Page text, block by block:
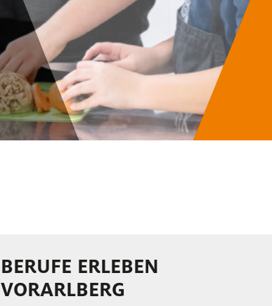
BERUFE ERLEBEN
VORARLBERG